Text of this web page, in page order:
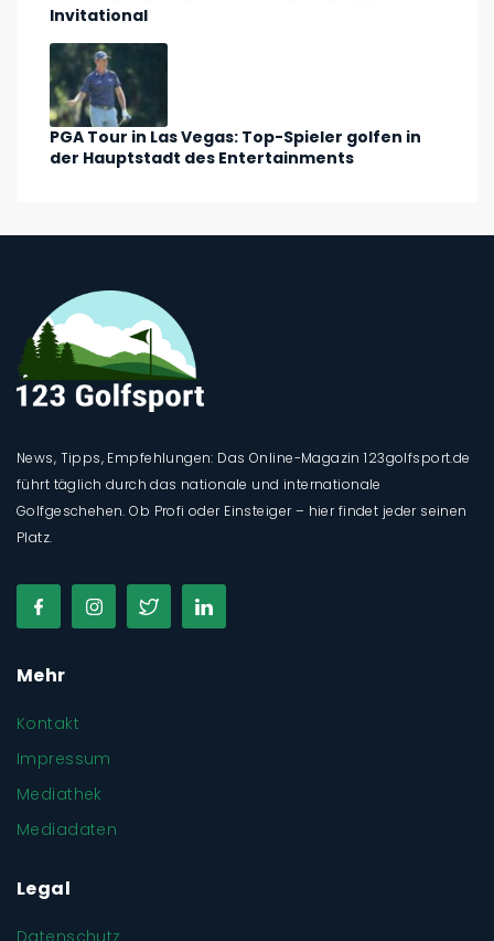
Invitational
PGA Tour in Las Vegas: Top-Spieler golfen in
der Hauptstadt des Entertainments
News, Tipps, Empfehlungen: Das Online-Magazin 123golfsport.de
führt täglich durch das nationale und internationale
Golfgeschehen. Ob Profi oder Einsteiger – hier findet jeder seinen
Platz.
Mehr
Kontakt
Impressum
Mediathek
Mediadaten
Legal
Datenschutz